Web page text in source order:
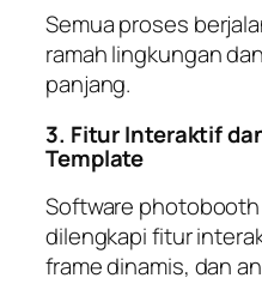
Semua proses
ramah lingkungan
panjang.
3. Fitur Interaktif
Template
Software
dilengkapi fitur
frame dinamis, dan